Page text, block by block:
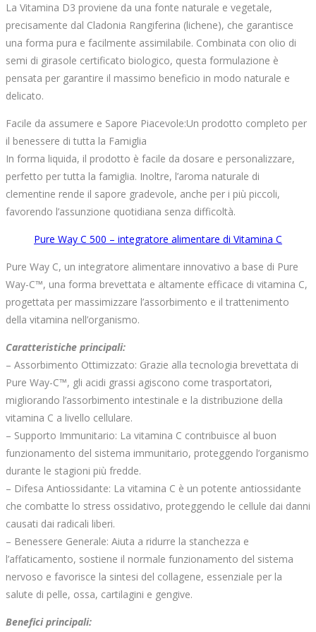
La Vitamina D3 proviene da una fonte naturale e vegetale,
precisamente dal Cladonia Rangiferina (lichene), che garantisce
una forma pura e facilmente assimilabile. Combinata con olio di
semi di girasole certificato biologico, questa formulazione è
pensata per garantire il massimo beneficio in modo naturale e
delicato.
Facile da assumere e Sapore Piacevole:Un prodotto completo per
il benessere di tutta la Famiglia
In forma liquida, il prodotto è facile da dosare e personalizzare,
perfetto per tutta la famiglia. Inoltre, l’aroma naturale di
clementine rende il sapore gradevole, anche per i più piccoli,
favorendo l’assunzione quotidiana senza difficoltà.
Pure Way C 500 – integratore alimentare di Vitamina C
Pure Way C, un integratore alimentare innovativo a base di Pure
Way-C™, una forma brevettata e altamente efficace di vitamina C,
progettata per massimizzare l’assorbimento e il trattenimento
della vitamina nell’organismo.
Caratteristiche principali:
– Assorbimento Ottimizzato: Grazie alla tecnologia brevettata di
Pure Way-C™, gli acidi grassi agiscono come trasportatori,
migliorando l’assorbimento intestinale e la distribuzione della
vitamina C a livello cellulare.
– Supporto Immunitario: La vitamina C contribuisce al buon
funzionamento del sistema immunitario, proteggendo l’organismo
durante le stagioni più fredde.
– Difesa Antiossidante: La vitamina C è un potente antiossidante
che combatte lo stress ossidativo, proteggendo le cellule dai danni
causati dai radicali liberi.
– Benessere Generale: Aiuta a ridurre la stanchezza e
l’affaticamento, sostiene il normale funzionamento del sistema
nervoso e favorisce la sintesi del collagene, essenziale per la
salute di pelle, ossa, cartilagini e gengive.
Benefici principali: